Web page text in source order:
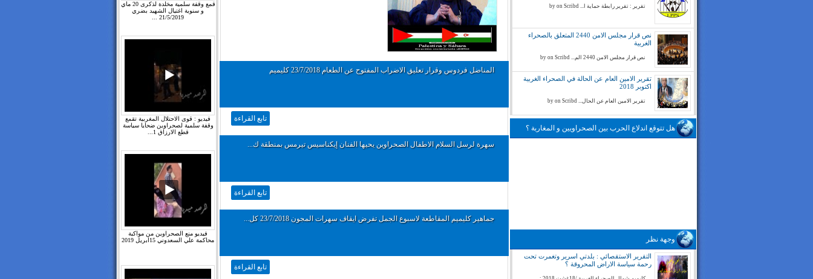
تقرير : تقرير رابطة حماية ا... by on Scribd
نص قرار مجلس الامن 2440 المتعلق بالصحراء
الغربية
نص قرار مجلس الامن 2440 الم... by on Scribd
تقرير الامين العام عن الحالة في الصحراء الغربية
اكتوبر 2018
تقرير الامين العام عن الحال... by on Scribd
هل تتوقع اندلاع الحرب بين الصحراويين و المغاربة ؟
وجهة نظر
التقرير الاستقصائي : بلدتي اسرير وتغمرت تحت
رحمة سياسة الاراض المحروقة ؟
قمع وقفة سلمية مخلدة لذكرى 20 ماي
و سنوية اغتيال الشهيد بضري
21/5/2019 ...
فيديو : قوى الاحتلال المغربية تقمع
وقفة سلمية لصحراوين ضحايا سياسة
قطع الارزاق 1...
فيديو منع الصحراوين من مواكبة
محاكمة علي السعدوني 15ابريل 2019
المناضل فردوس وقرار تعليق الاضراب المفتوح عن الطعام 23/7/2018 كليميم
تابع القراءة
سهرة لرسل السلام الاطفال الصحراوين يحيها الفنان إيكناسيس تيرمس بمنطقة ك...
تابع القراءة
جماهير كليميم المقاطعة لاسبوع الجمل تفرض ايقاف سهرات المجون 23/7/2018 كل...
تابع القراءة